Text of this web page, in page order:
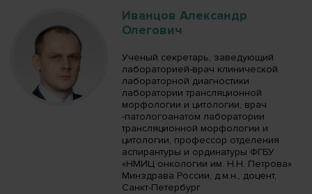
Иванцов Александр
Олегович
Ученый секретарь, заведующий
лабораторией-врач клинической
лабораторной диагностики
лаборатории трансляционной
морфологии и цитологии, врач
-патологоанатом лаборатории
трансляционной морфологии и
цитологии, профессор отделения
аспирантуры и ординатуры ФГБУ
«НМИЦ онкологии им. Н.Н. Петрова»
Минздрава России, д.м.н., доцент,
Санкт-Петербург